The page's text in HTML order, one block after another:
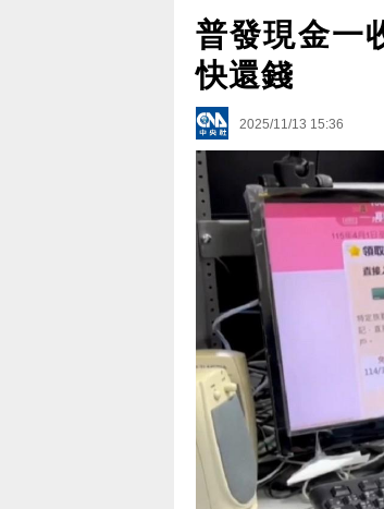
普發現金一
快還錢
2025/11/13 15:36